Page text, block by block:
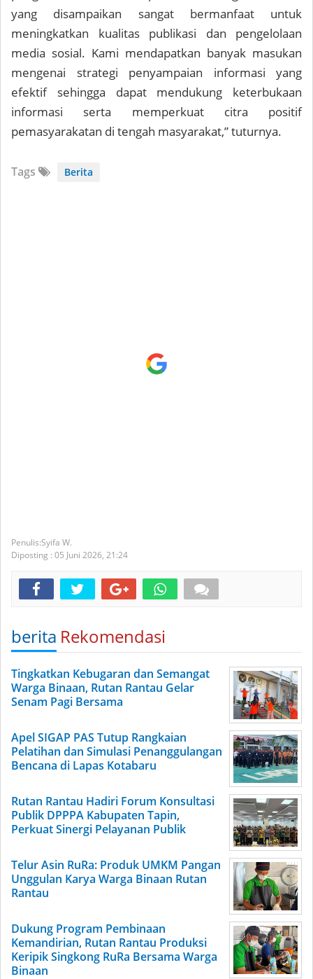
yang disampaikan sangat bermanfaat untuk
meningkatkan kualitas publikasi dan pengelolaan
media sosial. Kami mendapatkan banyak masukan
mengenai strategi penyampaian informasi yang
efektif sehingga dapat mendukung keterbukaan
informasi serta memperkuat citra positif
pemasyarakatan di tengah masyarakat,” tuturnya.
Tags Berita
Syifa W.
Diposting : 05 Juni 2026, 21:24
berita Rekomendasi
Tingkatkan Kebugaran dan Semangat
Warga Binaan, Rutan Rantau Gelar
Senam Pagi Bersama
Apel SIGAP PAS Tutup Rangkaian
Pelatihan dan Simulasi Penanggulangan
Bencana di Lapas Kotabaru
Rutan Rantau Hadiri Forum Konsultasi
Publik DPPPA Kabupaten Tapin,
Perkuat Sinergi Pelayanan Publik
Telur Asin RuRa: Produk UMKM Pangan
Unggulan Karya Warga Binaan Rutan
Rantau
Dukung Program Pembinaan
Kemandirian, Rutan Rantau Produksi
Keripik Singkong RuRa Bersama Warga
Binaan